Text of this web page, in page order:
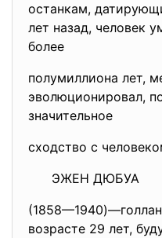
останкам,
лет назад, человек
более
полумиллиона лет,
эволюционировал,
значительное
сходство с
ЭЖЕН ДЮБУА
возрасте 29 лет,